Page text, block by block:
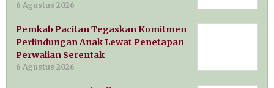
6 Agustus 2026
Pemkab Pacitan Tegaskan Komitmen
Perlindungan Anak Lewat Penetapan
Perwalian Serentak
6 Agustus 2026